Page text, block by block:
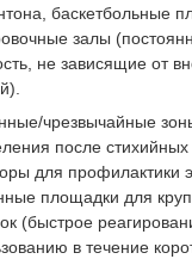
баскетбольные
залы
не зависящие от
чрезвычайные
после стихийных
для профилактики
площадки для
(быстрое
в течение